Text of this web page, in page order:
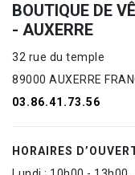
BOUTIQUE DE
- AUXERRE
32 rue du temple
89000 AUXERRE
03.86.41.73.56
HORAIRES